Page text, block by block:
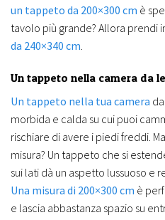
un tappeto da 200×300 cm è
tavolo più grande? Allora prendi
da 240×340 cm
Un tappeto nella camera da
Un tappeto nella tua camera
morbida e calda su cui puoi
rischiare di avere i piedi freddi.
misura? Un tappeto che si
sui lati dà un aspetto lussuoso e
Una misura di 200×300 cm è
e lascia abbastanza spazio su